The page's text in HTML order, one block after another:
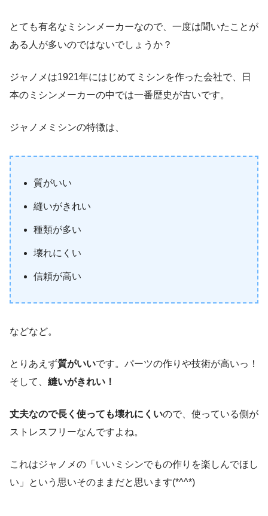
とても有名なミシンメーカーなので、一度は聞いたことが
ある人が多いのではないでしょうか？
ジャノメは1921年にはじめてミシンを作った会社で、日
本のミシンメーカーの中では一番歴史が古いです。
ジャノメミシンの特徴は、
質がいい
縫いがきれい
種類が多い
壊れにくい
信頼が高い
などなど。
とりあえず質がいいです。パーツの作りや技術が高いっ！
そして、 縫いがきれい！
丈夫なので長く使っても壊れにくいので、使っている側が
ストレスフリーなんですよね。
これはジャノメの「いいミシンでもの作りを楽しんでほし
い」という思いそのままだと思います(*^^*)